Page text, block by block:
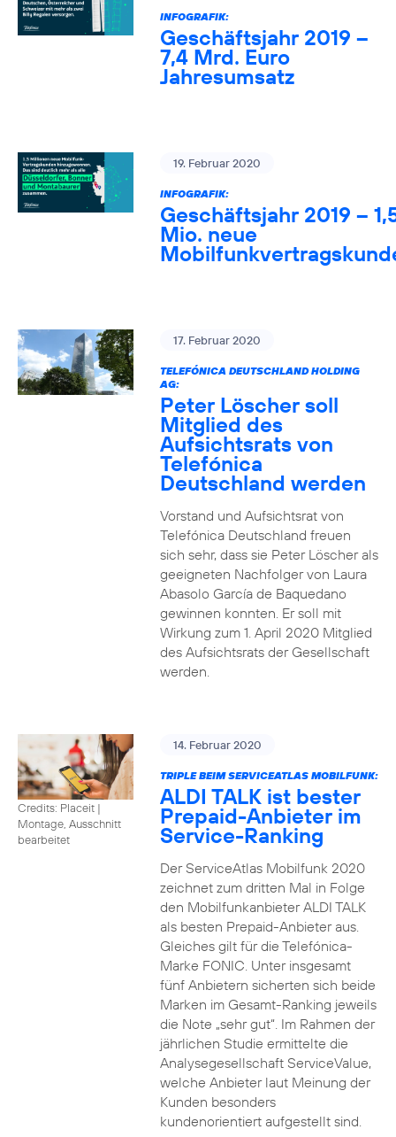
INFOGRAFIK:
Geschäftsjahr 2019 –
7,4 Mrd. Euro
Jahresumsatz
19. Februar 2020
INFOGRAFIK:
Geschäftsjahr 2019 –
Mio. neue
17. Februar 2020
TELEFÓNICA DEUTSCHLAND HOLDING
AG:
Peter Löscher soll
Mitglied des
Aufsichtsrats von
Telefónica
Deutschland werden
Vorstand und Aufsichtsrat von
Telefónica Deutschland freuen
sich sehr, dass sie Peter Löscher als
geeigneten Nachfolger von Laura
Abasolo García de Baquedano
gewinnen konnten. Er soll mit
Wirkung zum 1. April 2020 Mitglied
des Aufsichtsrats der Gesellschaft
werden.
Credits: Placeit |
Montage, Ausschnitt
bearbeitet
14. Februar 2020
TRIPLE BEIM SERVICEATLAS MOBILFUNK:
ALDI TALK ist bester
Prepaid-Anbieter im
Service-Ranking
Der ServiceAtlas Mobilfunk 2020
zeichnet zum dritten Mal in Folge
den Mobilfunkanbieter ALDI TALK
als besten Prepaid-Anbieter aus.
Gleiches gilt für die Telefónica-
Marke FONIC. Unter insgesamt
fünf Anbietern sicherten sich beide
Marken im Gesamt-Ranking jeweils
die Note „sehr gut“. Im Rahmen der
jährlichen Studie ermittelte die
Analysegesellschaft ServiceValue,
welche Anbieter laut Meinung der
Kunden besonders
kundenorientiert aufgestellt sind.